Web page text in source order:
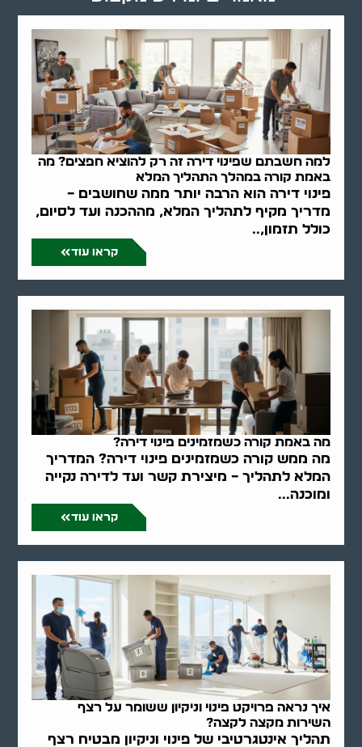
למה חשבתם שפינוי דירה זה רק להוציא חפצים? מה
באמת קורה במהלך התהליך המלא
פינוי דירה הוא הרבה יותר ממה שחושבים –
מדריך מקיף לתהליך המלא, מההכנה ועד לסיום,
כולל תזמון,..
קראו עוד
מה באמת קורה כשמזמינים פינוי דירה?
מה ממש קורה כשמזמינים פינוי דירה? המדריך
המלא לתהליך – מיצירת קשר ועד לדירה נקייה
ומוכנה...
קראו עוד
איך נראה פרויקט פינוי וניקיון ששומר על רצף
השירות מקצה לקצה?
תהליך אינטגרטיבי של פינוי וניקיון מבטיח רצף